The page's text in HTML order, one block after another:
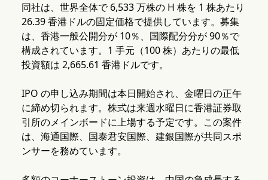
同社は、世界全体で 6,533 万株の H 株を 1 株あたり
26.39 香港ドルの固定価格で提供しています。募集
は、香港一般公開分が 10％、国際配分分が 90％で
構成されています。1 手元（100 株）あたりの最低
投資額は 2,665.61 香港ドルです。
IPO の申し込み期間は本日開始され、金曜日の正午
に締め切られます。株式は来週水曜日に香港証券取
引所のメインボードに上場する予定です。この案件
は、海通国際、国泰君安国際、建銀国際が共同スポ
ンサーを務めています。